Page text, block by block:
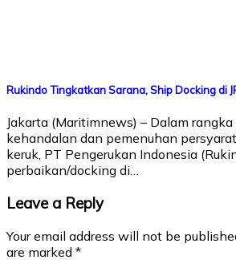
Rukindo Tingkatkan Sarana, Ship Docking di
Jakarta (Maritimnews) – Dalam
kehandalan dan pemenuhan
keruk, PT Pengerukan Indonesia
perbaikan/docking di…
Leave a Reply
Your email address will not be
are marked *